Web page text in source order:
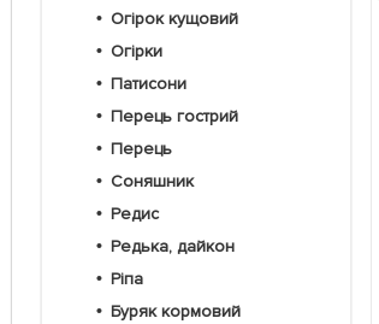
Огірок кущовий
Огірки
Патисони
Перець гострий
Перець
Соняшник
Редис
Редька, дайкон
Ріпа
Буряк кормовий